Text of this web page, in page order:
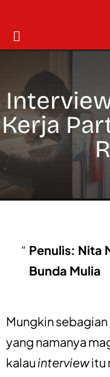
Kerja
Penulis: Nita
Bunda Mulia
Mungkin sebagian
yang namanya
kalau interviewitu